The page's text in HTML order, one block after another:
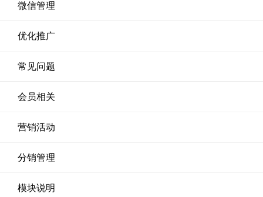
微信管理
优化推广
常见问题
会员相关
营销活动
分销管理
模块说明